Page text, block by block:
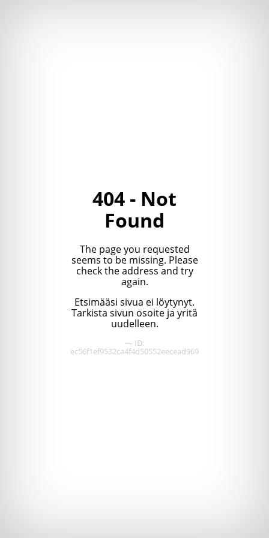
404 - Not
Found
The page you requested
seems to be missing. Please
check the address and try
again.
Etsimääsi sivua ei löytynyt.
Tarkista sivun osoite ja yritä
uudelleen.
— ID:
ec56f1ef9532ca4f4d50552eecead969